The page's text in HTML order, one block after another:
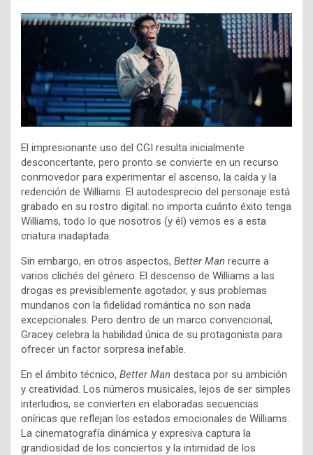
El impresionante uso del CGI resulta inicialmente
desconcertante, pero pronto se convierte en un recurso
conmovedor para experimentar el ascenso, la caída y la
redención de Williams. El autodesprecio del personaje está
grabado en su rostro digital: no importa cuánto éxito tenga
Williams, todo lo que nosotros (y él) vemos es a esta
criatura inadaptada.
Sin embargo, en otros aspectos, Better Man recurre a
varios clichés del género. El descenso de Williams a las
drogas es previsiblemente agotador, y sus problemas
mundanos con la fidelidad romántica no son nada
excepcionales. Pero dentro de un marco convencional,
Gracey celebra la habilidad única de su protagonista para
ofrecer un factor sorpresa inefable.
En el ámbito técnico, Better Man destaca por su ambición
y creatividad. Los números musicales, lejos de ser simples
interludios, se convierten en elaboradas secuencias
oníricas que reflejan los estados emocionales de Williams.
La cinematografía dinámica y expresiva captura la
grandiosidad de los conciertos y la intimidad de los